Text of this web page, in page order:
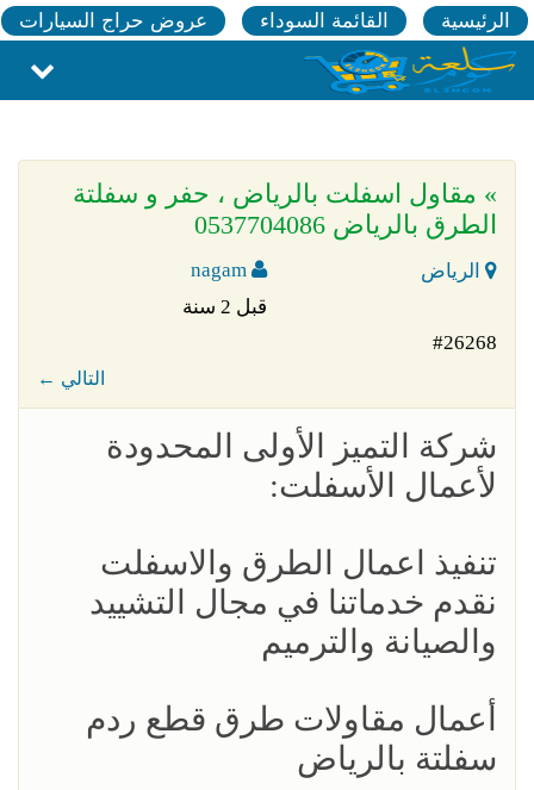
الرئيسية القائمة السوداء عروض حراج السيارات
» مقاول اسفلت بالرياض ، حفر و سفلتة
الطرق بالرياض 0537704086
الرياض
قبل 2 سنة
#26268
← التالي
شركة التميز الأولى المحدودة
لأعمال الأسفلت:
تنفيذ اعمال الطرق والاسفلت
نقدم خدماتنا في مجال التشييد
والصيانة والترميم
أعمال مقاولات طرق قطع ردم
سفلتة بالرياض